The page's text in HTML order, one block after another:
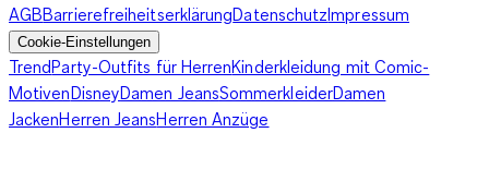
für Babys sollten weder zu eng sitzen noch zu locker sein.
Achte auf die richtige Größe. Besonders praktisch: viele
Mützenmodelle wachsen dank dehnbarer Materialien ein
kleines Stück mit.
AGBBarrierefreiheitserklärungDatenschutzImpressum
Cookie-Einstellungen
TrendParty-Outfits für HerrenKinderkleidung mit Comic-
MotivenDisneyDamen JeansSommerkleiderDamen
JackenHerren JeansHerren Anzüge